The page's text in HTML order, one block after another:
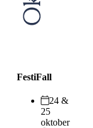
FestiFall
24 &
25
oktober